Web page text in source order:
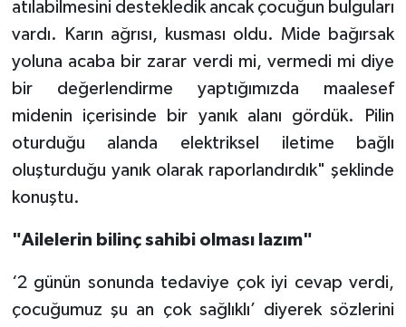
atılabilmesini destekledik ancak çocuğun bulguları
vardı. Karın ağrısı, kusması oldu. Mide bağırsak
yoluna acaba bir zarar verdi mi, vermedi mi diye
bir değerlendirme yaptığımızda maalesef
midenin içerisinde bir yanık alanı gördük. Pilin
oturduğu alanda elektriksel iletime bağlı
oluşturduğu yanık olarak raporlandırdık" şeklinde
konuştu.
"Ailelerin bilinç sahibi olması lazım"
‘2 günün sonunda tedaviye çok iyi cevap verdi,
çocuğumuz şu an çok sağlıklı’ diyerek sözlerini